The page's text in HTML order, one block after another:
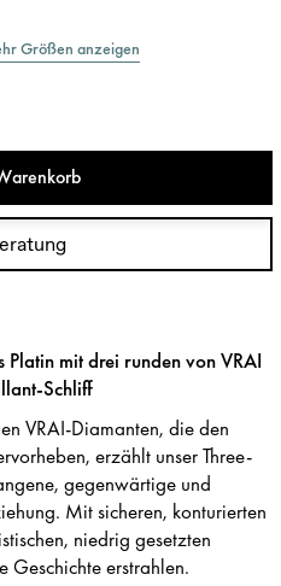
Größen anzeigen
Platin mit drei runden von VRAI
Schliff
VRAI-Diamanten, die den
erzählt unser Three-
gegenwärtige und
Mit sicheren, konturierten
niedrig gesetzten
Geschichte erstrahlen.